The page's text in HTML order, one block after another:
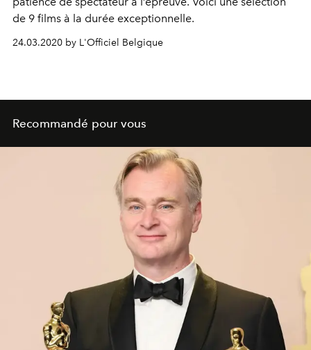
de 9 films à la durée exceptionnelle.
24.03.2020 by L'Officiel Belgique
Recommandé pour vous